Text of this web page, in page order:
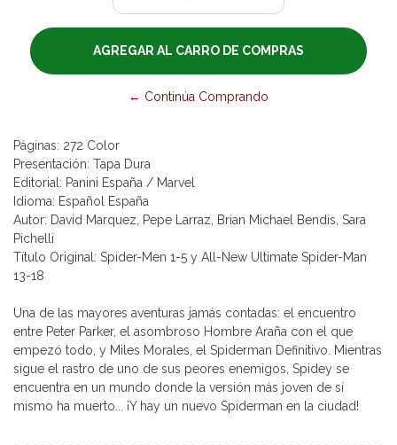
← Continúa Comprando
Páginas: 272 Color
Presentación: Tapa Dura
Editorial: Panini España / Marvel
Idioma: Español España
Autor: David Marquez, Pepe Larraz, Brian Michael Bendis, Sara
Pichelli
Título Original: Spider-Men 1-5 y All-New Ultimate Spider-Man
13-18
Una de las mayores aventuras jamás contadas: el encuentro
entre Peter Parker, el asombroso Hombre Araña con el que
empezó todo, y Miles Morales, el Spiderman Definitivo. Mientras
sigue el rastro de uno de sus peores enemigos, Spidey se
encuentra en un mundo donde la versión más joven de sí
mismo ha muerto... ¡Y hay un nuevo Spiderman en la ciudad!